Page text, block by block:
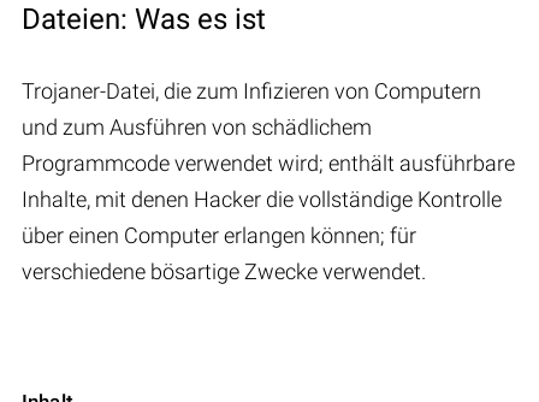
Dateien: Was es ist
Trojaner-Datei, die zum Infizieren von Computern
und zum Ausführen von schädlichem
Programmcode verwendet wird; enthält ausführbare
Inhalte, mit denen Hacker die vollständige Kontrolle
über einen Computer erlangen können; für
verschiedene bösartige Zwecke verwendet.